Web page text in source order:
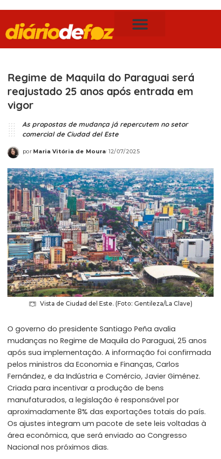
Regime de Maquila do Paraguai será
reajustado 25 anos após entrada em
vigor
As propostas de mudança já repercutem no setor
comercial de Ciudad del Este
por Maria Vitória de Moura 12/07/2025
Vista de Ciudad del Este. (Foto: Gentileza/La Clave)
O governo do presidente Santiago Peña avalia
mudanças no Regime de Maquila do Paraguai, 25 anos
após sua implementação. A informação foi confirmada
pelos ministros da Economia e Finanças, Carlos
Fernández, e da Indústria e Comércio, Javier Giménez.
Criada para incentivar a produção de bens
manufaturados, a legislação é responsável por
aproximadamente 8% das exportações totais do país.
Os ajustes integram um pacote de sete leis voltadas à
área econômica, que será enviado ao Congresso
Nacional nos próximos dias.